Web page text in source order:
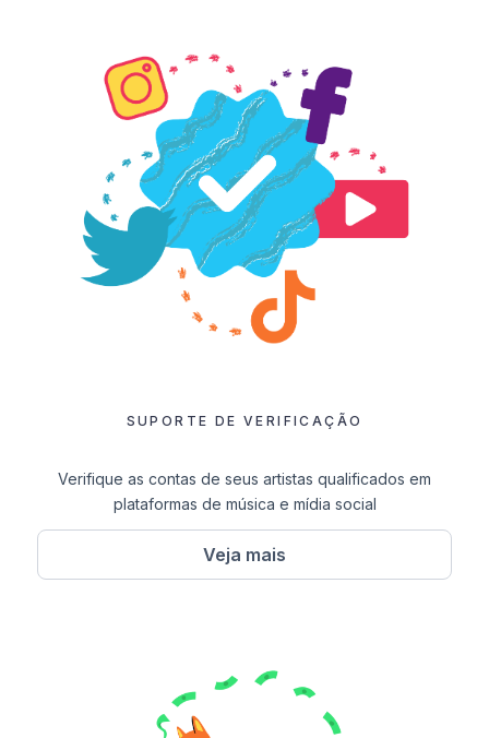
SUPORTE DE VERIFICAÇÃO
Verifique as contas de seus artistas qualificados em
plataformas de música e mídia social
Veja mais